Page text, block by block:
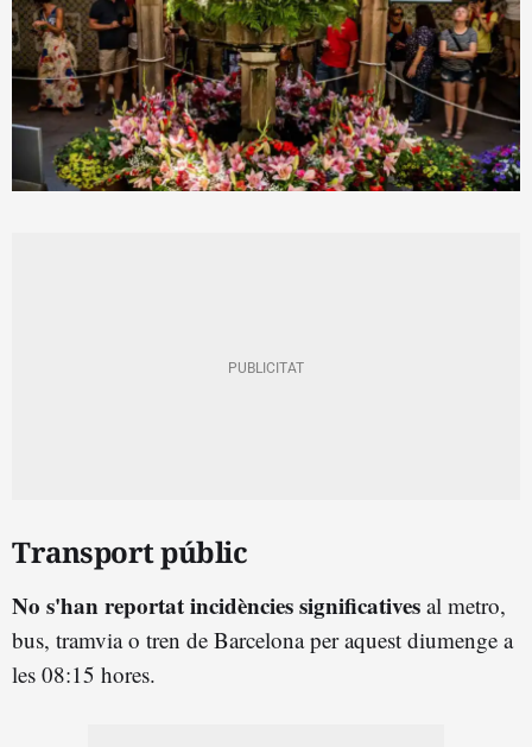
Transport públic
No s'han reportat incidències significatives al metro,
bus, tramvia o tren de Barcelona per aquest diumenge a
les 08:15 hores.